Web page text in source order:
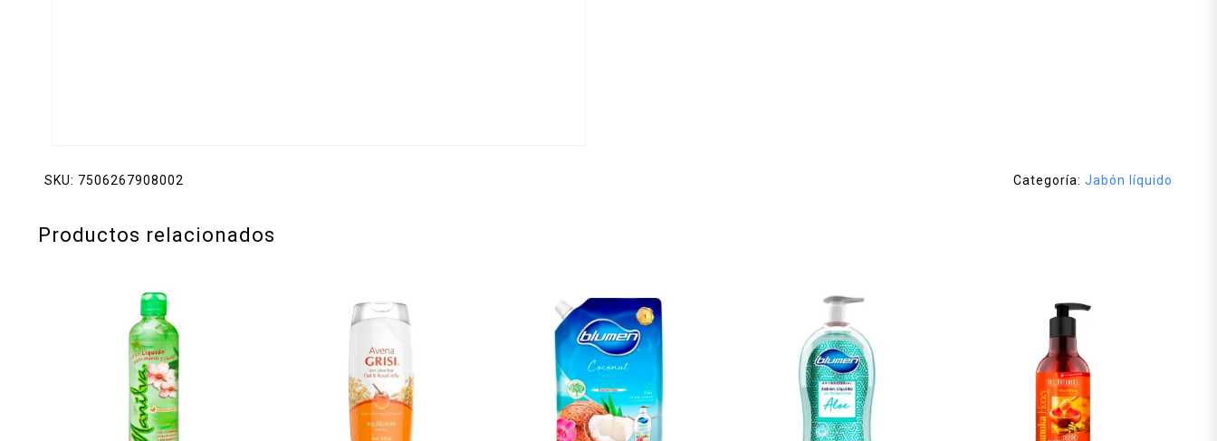
SKU: 7506267908002 Categoría: Jabón líquido
Productos relacionados